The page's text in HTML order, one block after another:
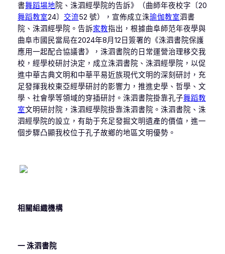
書舞蹈場地院、洙泗經學院的告訴》（曲師年夜校字〔20
舞蹈教室24〕 交流52 號），宣佈成立洙瑜伽教室泗書
院、洙泗經學院。告訴家教指出，根據曲阜師范年夜學與
曲阜市國民當局在2024年8月12日簽署的《洙泗書院保護
應用一起配合協議書》，洙泗書院的日常運營治理移交我
校，經學校研討決定，成立洙泗書院、洙泗經學院，以促
進中華古典文明和中華平易近族現代文明的深刻研討，充
足發揮我校東亞經學研討的影響力，推進史學、哲學、文
學、社會學等領域的穿插研討。洙泗書院掛靠孔子舞蹈教
室文明研討院，洙泗經學院掛靠洙泗書院。洙泗書院、洙
泗經學院的設立，有助于充足發掘文明遺產的價值，進一
個步驟凸顯我校位于孔子故鄉的地區文明優勢。
相關組織機構
一洙泗書院